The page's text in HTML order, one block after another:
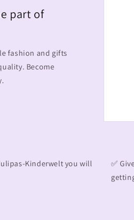
part of
fashion and gifts
Become
Kinderwelt you will
✅